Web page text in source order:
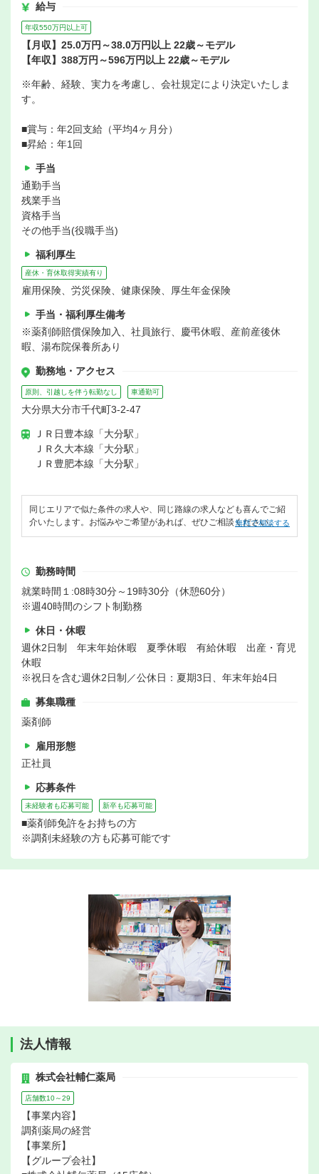
給与
年収550万円以上可
【月収】25.0万円～38.0万円以上 22歳～モデル
【年収】388万円～596万円以上 22歳～モデル
※年齢、経験、実力を考慮し、会社規定により決定いたしま
す。
■賞与：年2回支給（平均4ヶ月分）
■昇給：年1回
手当
通勤手当
残業手当
資格手当
その他手当(役職手当)
福利厚生
産休・育休取得実績有り
雇用保険、労災保険、健康保険、厚生年金保険
手当・福利厚生備考
※薬剤師賠償保険加入、社員旅行、慶弔休暇、産前産後休
暇、湯布院保養所あり
勤務地・アクセス
原則、引越しを伴う転勤なし 車通勤可
大分県大分市千代町3-2-47
ＪＲ日豊本線「大分駅」
ＪＲ久大本線「大分駅」
ＪＲ豊肥本線「大分駅」
同じエリアで似た条件の求人や、同じ路線の求人なども喜んでご紹
介いたします。お悩みやご希望があれば、ぜひご相談ください。
無料で相談する
勤務時間
就業時間１:08時30分～19時30分（休憩60分）
※週40時間のシフト制勤務
休日・休暇
週休2日制 年末年始休暇 夏季休暇 有給休暇 出産・育児
休暇
※祝日を含む週休2日制／公休日：夏期3日、年末年始4日
募集職種
薬剤師
雇用形態
正社員
応募条件
未経験者も応募可能 新卒も応募可能
■薬剤師免許をお持ちの方
※調剤未経験の方も応募可能です
法人情報
株式会社輔仁薬局
店舗数10～29
【事業内容】
調剤薬局の経営
【事業所】
【グループ会社】